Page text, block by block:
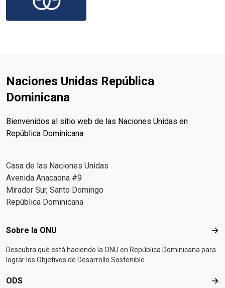
Naciones Unidas República
Dominicana
Bienvenidos al sitio web de las Naciones Unidas en
República Dominicana
Casa de las Naciones Unidas
Avenida Anacaona #9
Mirador Sur, Santo Domingo
República Dominicana
Footer menu
Sobre la ONU
Descubra qué está haciendo la ONU en República Dominicana para
lograr los Objetivos de Desarrollo Sostenible.
ODS